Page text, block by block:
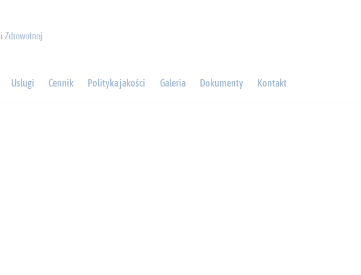
Usługi Cennik Polityka jakości Galeria Dokumenty Kontakt